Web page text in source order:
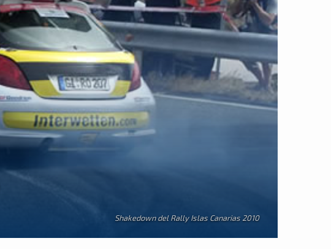
Shakedown del Rally Islas Canarias 2010